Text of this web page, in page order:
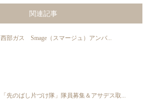
関連記事
西部ガス Smage（スマージュ）アンバ...
「先のばし片づけ隊」隊員募集＆アサデス取...